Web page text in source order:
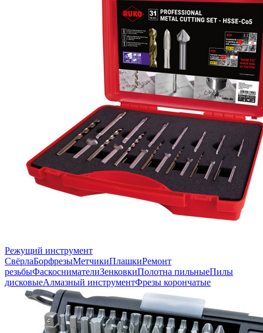
Режущий инструмент
СвёрлаБорфрезыМетчикиПлашкиРемонт
резьбыФаскоснимателиЗенковкиПолотна пильныеПилы
дисковыеАлмазный инструментФрезы корончатые